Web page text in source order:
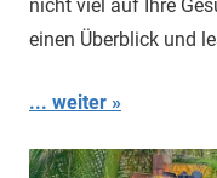
nicht viel auf Ihre
einen Überblick und
... weiter